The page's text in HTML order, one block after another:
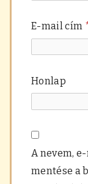
E-mail cím
Honlap
A nevem,
mentése a